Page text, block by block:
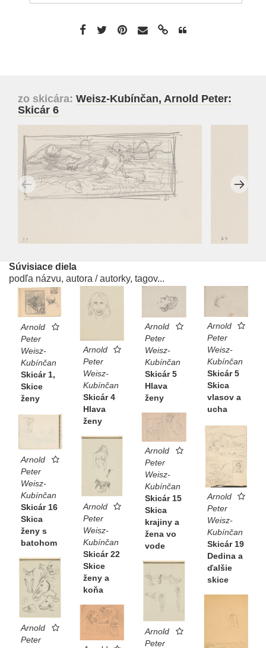
zo skicára: Weisz-Kubínčan, Arnold Peter:
Skicár 6
Súvisiace diela
podľa názvu, autora / autorky, tagov...
Arnold
Peter
Weisz-
Kubínčan
Skicár 1,
Skice
ženy
Arnold
Peter
Weisz-
Kubínčan
Skicár 4
Hlava
ženy
Arnold
Peter
Weisz-
Kubínčan
Skicár 5
Hlava
ženy
Arnold
Peter
Weisz-
Kubínčan
Skicár 5
Skica
vlasov a
ucha
Arnold
Peter
Weisz-
Kubínčan
Skicár 15
Skica
krajiny a
žena vo
vode
Arnold
Peter
Weisz-
Kubínčan
Skicár 16
Skica
ženy s
batohom
Arnold
Peter
Weisz-
Kubínčan
Skicár 19
Dedina a
ďalšie
skice
Arnold
Peter
Weisz-
Kubínčan
Skicár 22
Skice
ženy a
koňa
Arnold
Peter
Arnold
Peter